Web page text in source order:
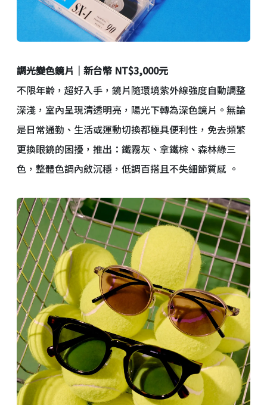
調光變色鏡片｜新台幣 NT$3,000元
不限年齡，超好入手，鏡片隨環境紫外線強度自動調整
深淺，室內呈現清透明亮，陽光下轉為深色鏡片。無論
是日常通勤、生活或運動切換都極具便利性，免去頻繁
更換眼鏡的困擾，推出：鐵霧灰、拿鐵棕、森林綠三
色，整體色調內斂沉穩，低調百搭且不失細節質感 。